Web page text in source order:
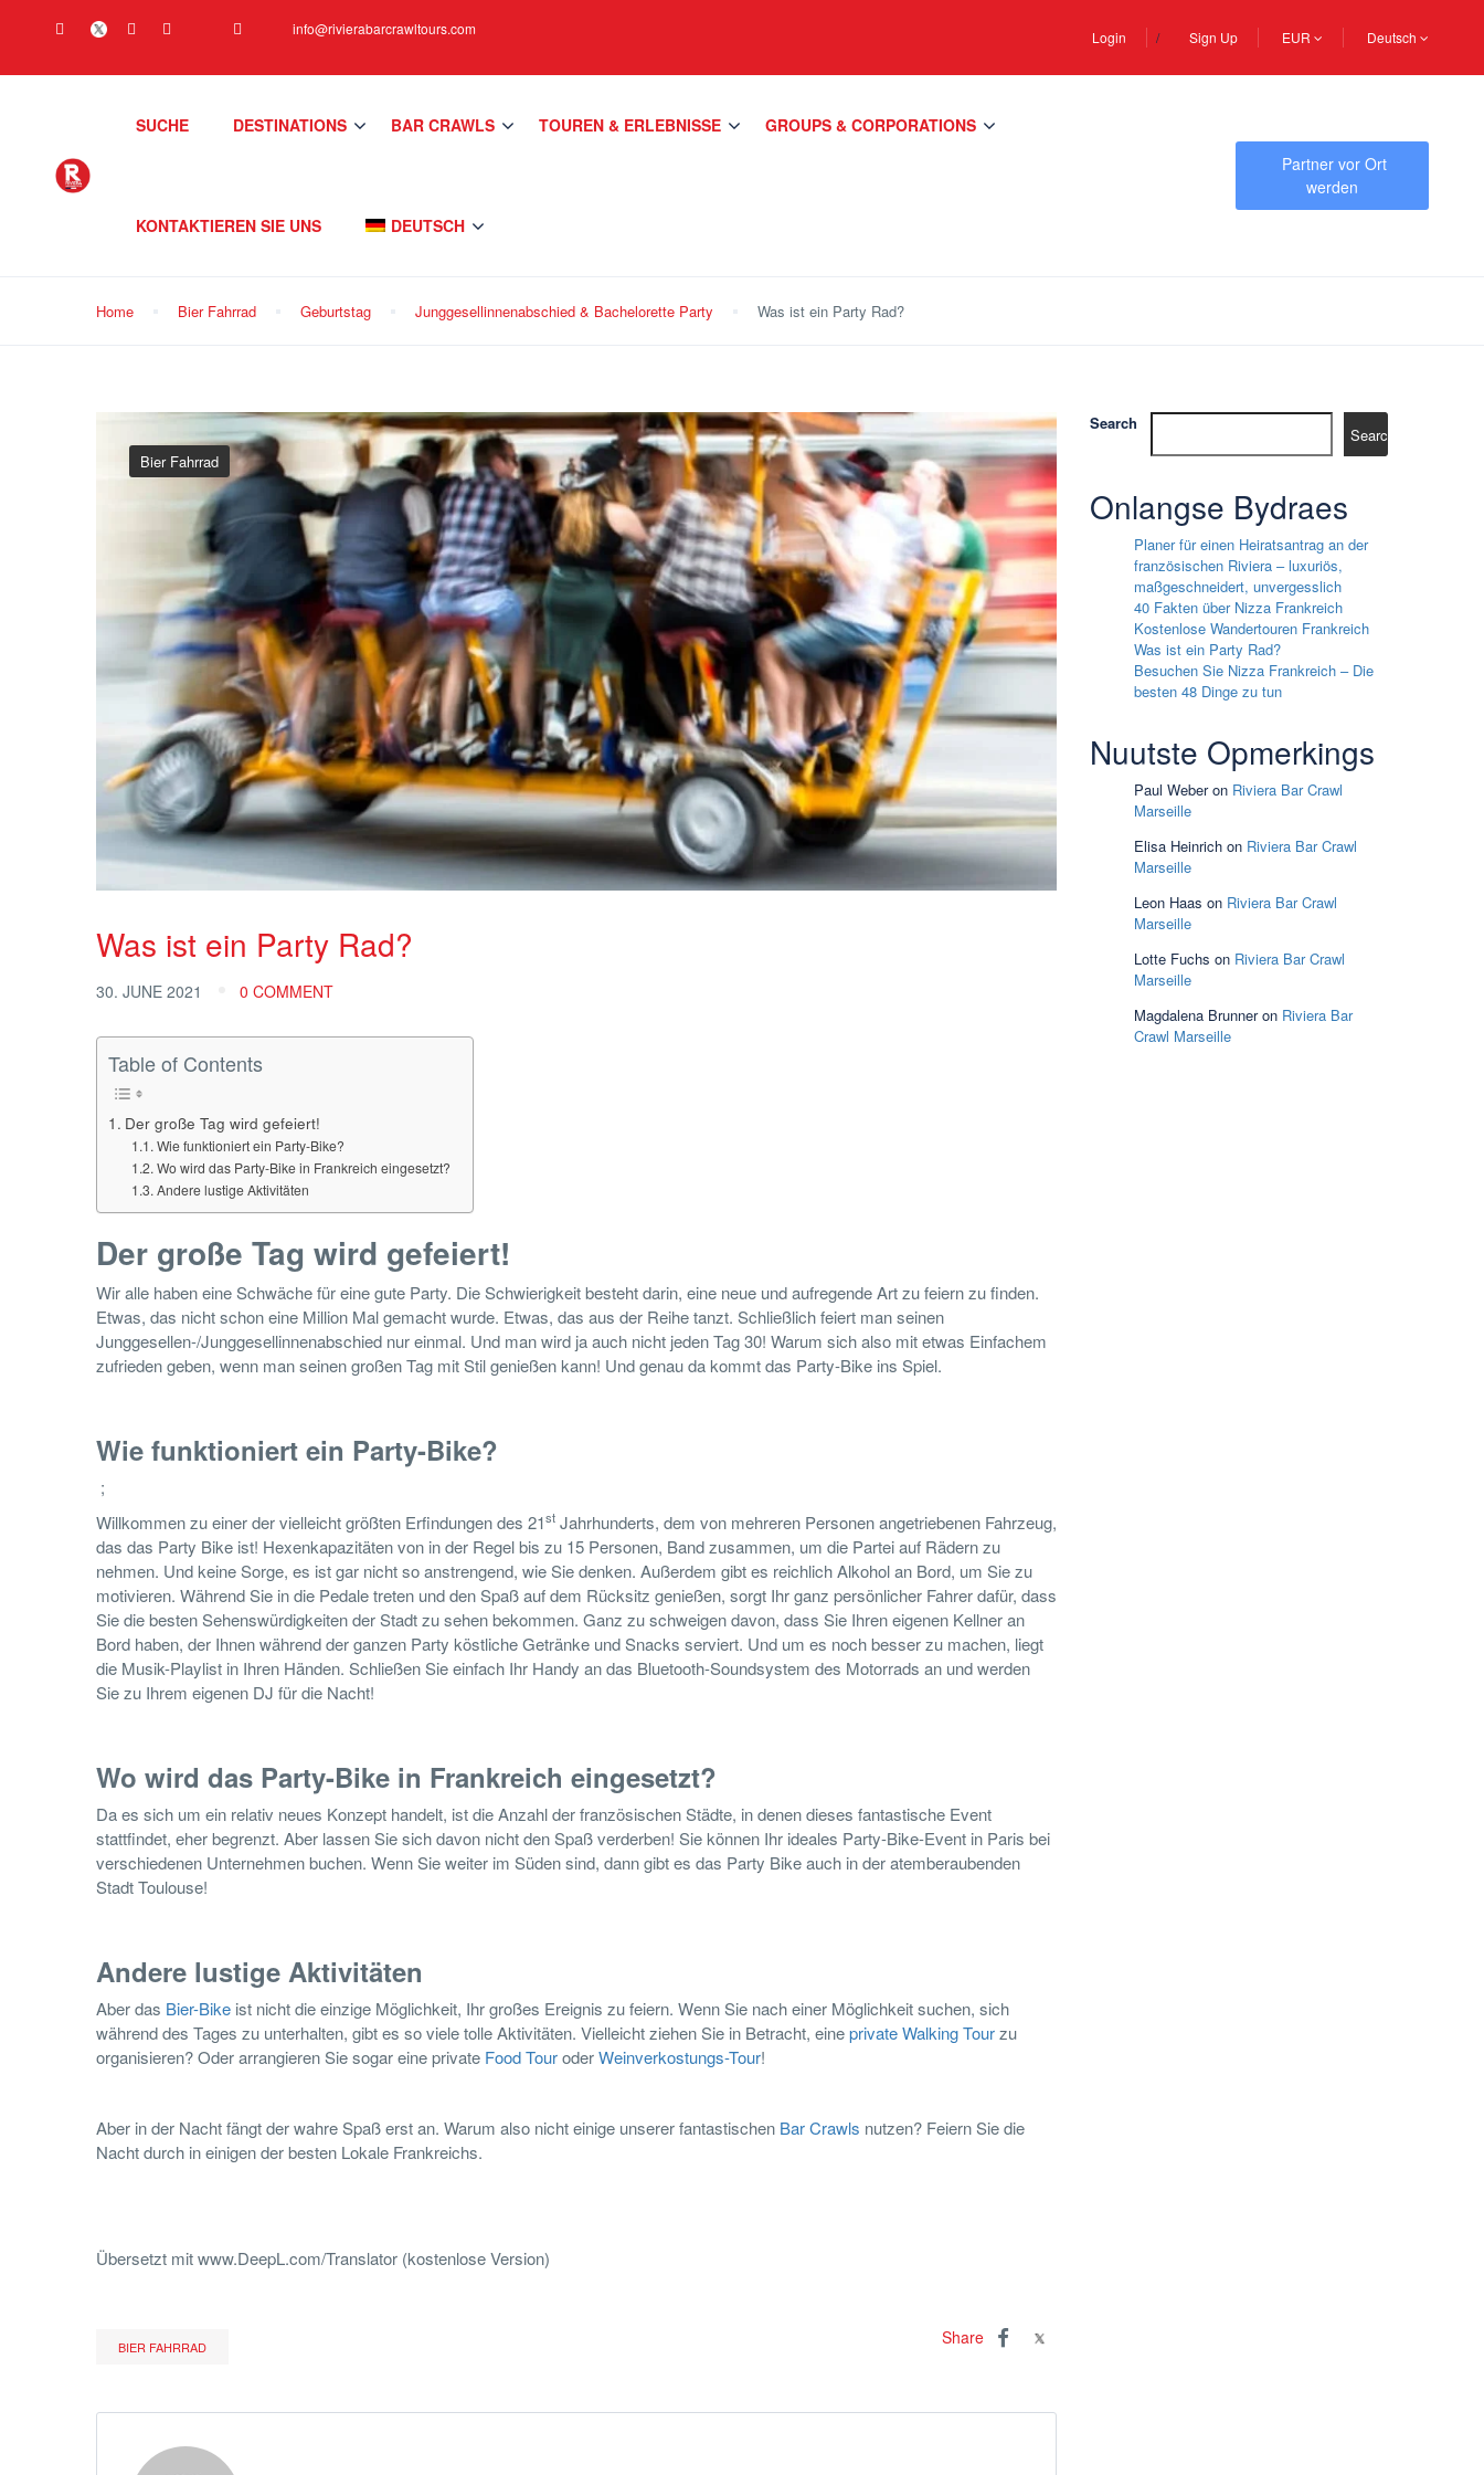
info@rivierabarcrawltours.com Login Sign Up EUR Deutsch
SUCHE DESTINATIONS BAR CRAWLS TOUREN & ERLEBNISSE GROUPS & CORPORATIONS
KONTAKTIEREN SIE UNS DEUTSCH
Partner vor Ort
werden
Home Bier Fahrrad Geburtstag Junggesellinnenabschied & Bachelorette Party Was ist ein Party Rad?
Bier Fahrrad
Was ist ein Party Rad?
30. JUNE 2021 0 COMMENT
Table of Contents
Der große Tag wird gefeiert!
Wie funktioniert ein Party-Bike?
Wo wird das Party-Bike in Frankreich eingesetzt?
Andere lustige Aktivitäten
Der große Tag wird gefeiert!
Wir alle haben eine Schwäche für eine gute Party. Die Schwierigkeit besteht darin, eine neue und aufregende Art zu feiern zu finden.
Etwas, das nicht schon eine Million Mal gemacht wurde. Etwas, das aus der Reihe tanzt. Schließlich feiert man seinen
Junggesellen-/Junggesellinnenabschied nur einmal. Und man wird ja auch nicht jeden Tag 30! Warum sich also mit etwas Einfachem
zufrieden geben, wenn man seinen großen Tag mit Stil genießen kann! Und genau da kommt das Party-Bike ins Spiel.
Wie funktioniert ein Party-Bike?
;
Willkommen zu einer der vielleicht größten Erfindungen des 21st Jahrhunderts, dem von mehreren Personen angetriebenen Fahrzeug,
das das Party Bike ist! Hexenkapazitäten von in der Regel bis zu 15 Personen, Band zusammen, um die Partei auf Rädern zu
nehmen. Und keine Sorge, es ist gar nicht so anstrengend, wie Sie denken. Außerdem gibt es reichlich Alkohol an Bord, um Sie zu
motivieren. Während Sie in die Pedale treten und den Spaß auf dem Rücksitz genießen, sorgt Ihr ganz persönlicher Fahrer dafür, dass
Sie die besten Sehenswürdigkeiten der Stadt zu sehen bekommen. Ganz zu schweigen davon, dass Sie Ihren eigenen Kellner an
Bord haben, der Ihnen während der ganzen Party köstliche Getränke und Snacks serviert. Und um es noch besser zu machen, liegt
die Musik-Playlist in Ihren Händen. Schließen Sie einfach Ihr Handy an das Bluetooth-Soundsystem des Motorrads an und werden
Sie zu Ihrem eigenen DJ für die Nacht!
Wo wird das Party-Bike in Frankreich eingesetzt?
Da es sich um ein relativ neues Konzept handelt, ist die Anzahl der französischen Städte, in denen dieses fantastische Event
stattfindet, eher begrenzt. Aber lassen Sie sich davon nicht den Spaß verderben! Sie können Ihr ideales Party-Bike-Event in Paris bei
verschiedenen Unternehmen buchen. Wenn Sie weiter im Süden sind, dann gibt es das Party Bike auch in der atemberaubenden
Stadt Toulouse!
Andere lustige Aktivitäten
Aber das Bier-Bike ist nicht die einzige Möglichkeit, Ihr großes Ereignis zu feiern. Wenn Sie nach einer Möglichkeit suchen, sich
während des Tages zu unterhalten, gibt es so viele tolle Aktivitäten. Vielleicht ziehen Sie in Betracht, eineprivate Walking Tourzu
organisieren? Oder arrangieren Sie sogar eine private Food TouroderWeinverkostungs-Tour!
Aber in der Nacht fängt der wahre Spaß erst an. Warum also nicht einige unserer fantastischen Bar Crawls nutzen? Feiern Sie die
Nacht durch in einigen der besten Lokale Frankreichs.
Übersetzt mit www.DeepL.com/Translator (kostenlose Version)
BIER FAHRRAD Share
Search
Search
Onlangse Bydraes
Planer für einen Heiratsantrag an der
französischen Riviera – luxuriös,
maßgeschneidert, unvergesslich
40 Fakten über Nizza Frankreich
Kostenlose Wandertouren Frankreich
Was ist ein Party Rad?
Besuchen Sie Nizza Frankreich – Die
besten 48 Dinge zu tun
Nuutste Opmerkings
Paul Weberon Riviera Bar Crawl
Marseille
Elisa Heinrich on Riviera Bar Crawl
Marseille
Leon Haas on Riviera Bar Crawl
Marseille
Lotte Fuchs on Riviera Bar Crawl
Marseille
Magdalena Brunneron Riviera Bar
Crawl Marseille